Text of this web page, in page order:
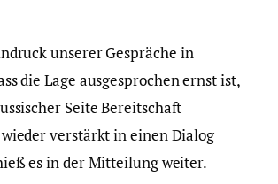
unserer Gespräche in
die Lage ausgesprochen ernst ist,
Seite Bereitschaft
verstärkt in einen Dialog
es in der Mitteilung weiter.